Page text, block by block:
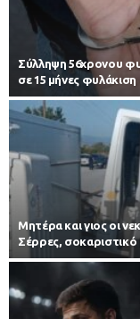
Σύλληψη 56χρονου
σε 15 μήνες φυλάκιση
Μητέρα και γιος οι
Σέρρες,